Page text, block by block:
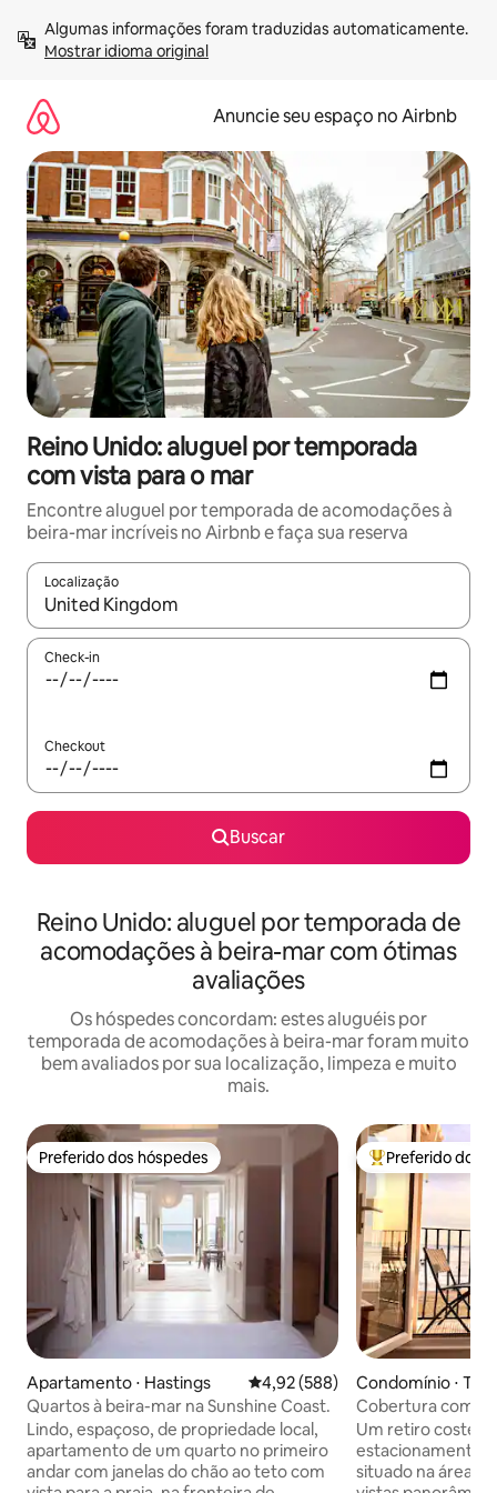
para
Mostrar idioma original
Anuncie seu espaço no Airbnb
Reino Unido: aluguel por temporada
com vista para o mar
Encontre aluguel por temporada de acomodações à
beira-mar incríveis no Airbnb e faça sua reserva
Localização
Quando os resultados estiverem disponíveis, explore-os
Check-in
Checkout
Buscar
Reino Unido: aluguel por temporada de
acomodações à beira-mar com ótimas
avaliações
Os hóspedes concordam: estes aluguéis por
temporada de acomodações à beira-mar foram muito
bem avaliados por sua localização, limpeza e muito
mais.
Preferido dos hóspedes
Preferido dos hóspedes
Apartamento ⋅ Hastings 4,92 de uma avaliação média de
4,92 (588)
Quartos à beira-mar na Sunshine Coast.
Lindo, espaçoso, de propriedade local,
apartamento de um quarto no primeiro
andar com janelas do chão ao teto com
Entre os
Preferido dos
Condomínio ⋅
Cobertura com
estacionamento
Um retiro
estacionamento
situado na área